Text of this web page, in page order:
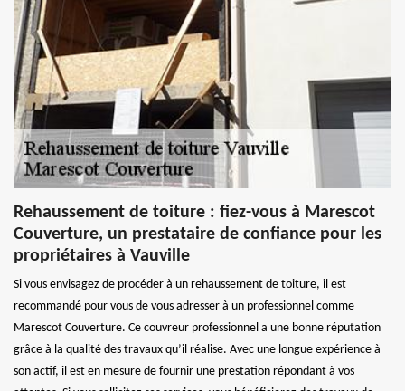
Rehaussement de toiture : fiez-vous à Marescot
Couverture, un prestataire de confiance pour les
propriétaires à Vauville
Si vous envisagez de procéder à un rehaussement de toiture, il est
recommandé pour vous de vous adresser à un professionnel comme
Marescot Couverture. Ce couvreur professionnel a une bonne réputation
grâce à la qualité des travaux qu’il réalise. Avec une longue expérience à
son actif, il est en mesure de fournir une prestation répondant à vos